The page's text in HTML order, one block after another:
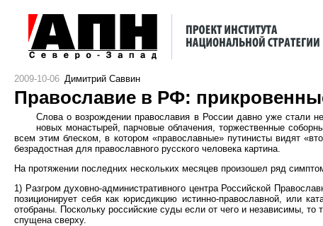
2009-10-06 Димитрий Саввин
Православие в РФ:
Слова о возрождении православия в России давно уже стали
новых монастырей, парчовые облачения, торжественные
всем этим блеском, в котором «православные» путинисты видят
безрадостная для православного русского человека картина.
На протяжении последних нескольких месяцев произошел ряд
1) Разгром духовно-административного центра Российской
позиционирует себя как юрисдикцию истинно-православной, или
отобраны. Поскольку российские суды если от чего и независимы,
спущена сверху.